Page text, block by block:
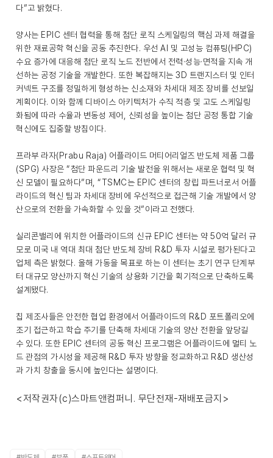
다”고 밝혔다.
양사는 EPIC 센터 협력을 통해 첨단 로직 스케일링의 핵심 과제 해결을
위한 재료공학 혁신을 공동 추진한다. 우선 AI 및 고성능 컴퓨팅(HPC)
수요 증가에 대응해 첨단 로직 노드 전반에서 전력·성능·면적을 지속 개
선하는 공정 기술을 개발한다. 또한 복잡해지는 3D 트랜지스터 및 인터
커넥트 구조를 정밀하게 형성하는 신소재와 차세대 제조 장비를 선보일
계획이다. 이와 함께 디바이스 아키텍처가 수직 적층 및 고도 스케일링
화됨에 따라 수율과 변동성 제어, 신뢰성을 높이는 첨단 공정 통합 기술
혁신에도 집중할 방침이다.
프라부 라자(Prabu Raja) 어플라이드 머티어리얼즈 반도체 제품 그룹
(SPG) 사장은 “첨단 파운드리 기술 발전을 위해서는 새로운 협력 및 혁
신 모델이 필요하다”며, “TSMC는 EPIC 센터의 창립 파트너로서 어플
라이드의 혁신 팀과 차세대 장비에 우선적으로 접근해 기술 개발에서 양
산으로의 전환을 가속화할 수 있을 것”이라고 전했다.
실리콘밸리에 위치한 어플라이드의 신규 EPIC 센터는 약 50억 달러 규
모로 미국 내 역대 최대 첨단 반도체 장비 R&D 투자 시설로 평가된다고
업체 측은 밝혔다. 올해 가동을 목표로 하는 이 센터는 초기 연구 단계부
터 대규모 양산까지 혁신 기술의 상용화 기간을 획기적으로 단축하도록
설계됐다.
칩 제조사들은 안전한 협업 환경에서 어플라이드의 R&D 포트폴리오에
조기 접근하고 학습 주기를 단축해 차세대 기술의 양산 전환을 앞당길
수 있다. 또한 EPIC 센터의 공동 혁신 프로그램은 어플라이드에 멀티 노
드 관점의 가시성을 제공해 R&D 투자 방향을 정교화하고 R&D 생산성
과 가치 창출을 동시에 높인다는 설명이다.
<저작권자(c)스마트앤컴퍼니. 무단전재-재배포금지>